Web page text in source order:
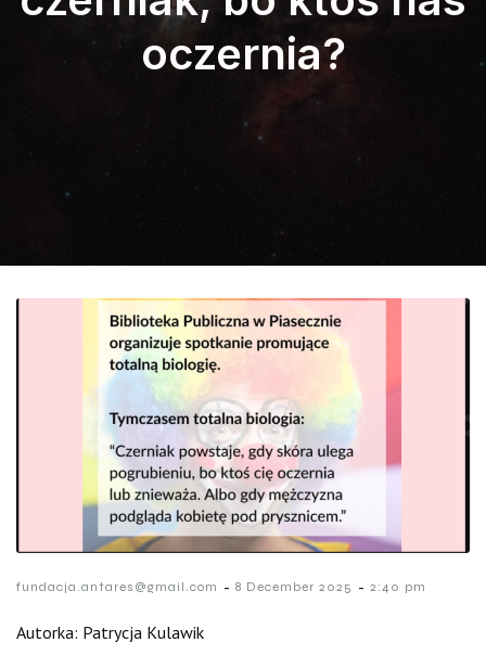
oczernia?
fundacja.antares@gmail.com - 8 December 2025 - 2:40 pm
Autorka: Patrycja Kulawik